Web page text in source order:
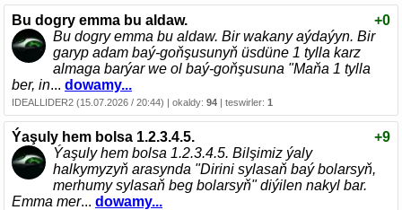
Bu dogry emma bu aldaw.
+0
Bu dogry emma bu aldaw. Bir wakany aýdaýyn. Bir
garyp adam baý-goňşusunyň üsdüne 1 tylla karz
almaga barýar we ol baý-goňşusuna "Maňa 1 tylla
ber, in... dowamy...
IDEALLIDER2 (15.07.2026 / 20:44) | okaldy: 94 | teswirler: 1
Ýaşuly hem bolsa 1.2.3.4.5.
+9
Ýaşuly hem bolsa 1.2.3.4.5. Bilşimiz ýaly
halkymyzyň arasynda "Dirini sylasaň baý bolarsyň,
merhumy sylasaň beg bolarsyň" diýilen nakyl bar.
Emma mer... dowamy...